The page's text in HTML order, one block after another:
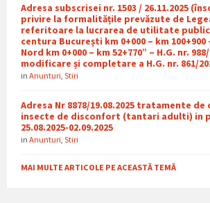
Adresa subscrisei nr. 1503 / 26.11.2025
privire la formalitățile prevăzute de
referitoare la lucrarea de utilitate
centura București km 0+000 – km
Nord km 0+000 – km 52+770” – H.G. nr.
modificare și completare a H.G. nr. 861/
in Anunturi Stiri
Adresa Nr 8878/19.08.2025 tratamente
insecte de disconfort (tantari adulti) in
25.08.2025-02.09.2025
in Anunturi Stiri
MAI MULTE ARTICOLE PE ACEASTĂ TEMĂ